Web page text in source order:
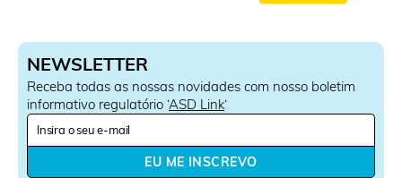
NEWSLETTER
Receba todas as nossas novidades com nosso boletim
informativo regulatório ‘ASD Link‘
N
s
EU ME INSCREVO